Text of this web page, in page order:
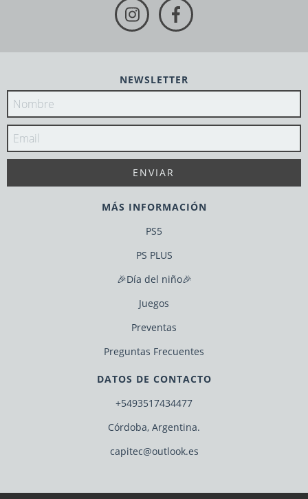
NEWSLETTER
MÁS INFORMACIÓN
PS5
PS PLUS
🎉Día del niño🎉
Juegos
Preventas
Preguntas Frecuentes
DATOS DE CONTACTO
+5493517434477
Córdoba, Argentina.
capitec@outlook.es